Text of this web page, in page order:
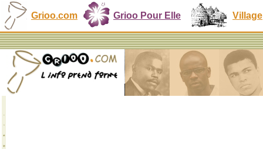
Grioo.com Grioo Pour Elle Village